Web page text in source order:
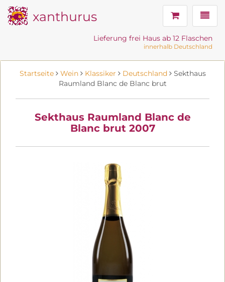
xanthurus
Lieferung frei Haus ab 12 Flaschen
innerhalb Deutschland
Startseite Wein Klassiker Deutschland Sekthaus
Raumland Blanc de Blanc brut
Sekthaus Raumland Blanc de
Blanc brut 2007